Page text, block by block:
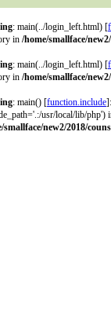
: main(../login_left.html) [
in /home/smallface/
: main(../login_left.html) [
in /home/smallface/
: main() [function.include
usr/local/lib/php')
smallface/new2/2018/